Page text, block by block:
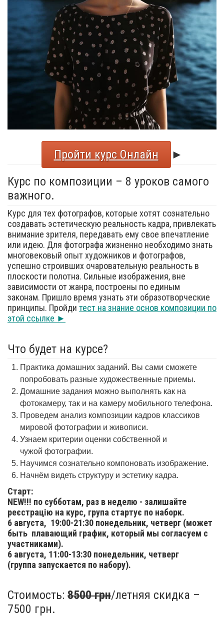
Пройти курс Онлайн
►
Курс по композиции – 8 уроков самого
важного.
Курс для тех фотографов, которые хотят сознательно
создавать эстетическую реальность кадра, привлекать
внимание зрителя, передавать ему свое впечатление
или идею. Для фотографа жизненно необходимо знать
многовековый опыт художников и фотографов,
успешно строивших очаровательную реальность в
плоскости полотна. Сильные изображения, вне
зависимости от жанра, построены по единым
законам. Пришло время узнать эти образотворческие
принципы. Пройди тест на знание основ композиции по
этой ссылке ►
Что будет на курсе?
Практика домашних заданий. Вы сами сможете
попробовать разные художественные приемы.
Домашние задания можно выполнять как на
фотокамеру, так и на камеру мобильного телефона.
Проведем анализ композиции кадров классиков
мировой фотографии и живописи.
Узнаем критерии оценки собственной и
чужой фотографии.
Научимся сознательно компоновать изображение.
Начнём видеть структуру и эстетику кадра.
Старт:
NEW!!! по субботам, раз в неделю - залишайте
реєстрацію на курс, група стартує по наборк.
6 августа, 19:00-21:30 понедельник, четверг (может
быть плавающий график, который мы согласуем с
участниками).
6 августа, 11:00-13:30 понедельник, четверг
(группа запускается по набору).
Стоимость: 8500 грн/летняя скидка –
7500 грн.